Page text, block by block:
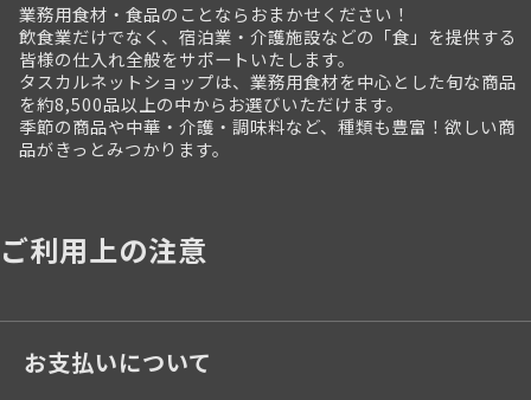
業務用食材・食品のことならおまかせください！
飲食業だけでなく、宿泊業・介護施設などの「食」を提供する
皆様の仕入れ全般をサポートいたします。
タスカルネットショップは、業務用食材を中心とした旬な商品
を約8,500品以上の中からお選びいただけます。
季節の商品や中華・介護・調味料など、種類も豊富！欲しい商
品がきっとみつかります。
ご利用上の注意
お支払いについて